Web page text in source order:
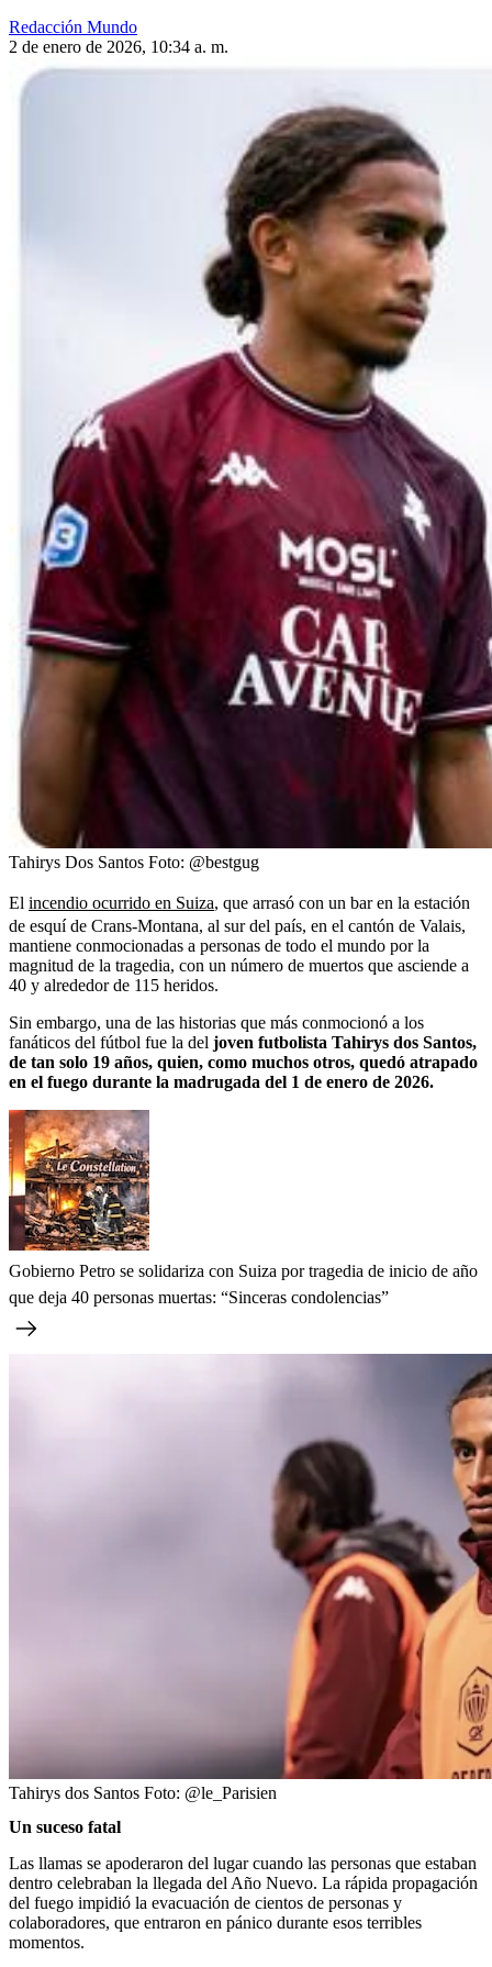
Redacción Mundo
2 de enero de 2026, 10:34 a. m.
Tahirys Dos Santos Foto: @bestgug
El incendio ocurrido en Suiza, que arrasó con un bar en la estación
de esquí de Crans-Montana, al sur del país, en el cantón de Valais,
mantiene conmocionadas a personas de todo el mundo por la
magnitud de la tragedia, con un número de muertos que asciende a
40 y alrededor de 115 heridos.
Sin embargo, una de las historias que más conmocionó a los
fanáticos del fútbol fue la del joven futbolista Tahirys dos Santos,
de tan solo 19 años, quien, como muchos otros, quedó atrapado
en el fuego durante la madrugada del 1 de enero de 2026.
Gobierno Petro se solidariza con Suiza por tragedia de inicio de año
que deja 40 personas muertas: “Sinceras condolencias”
Tahirys dos Santos Foto: @le_Parisien
Un suceso fatal
Las llamas se apoderaron del lugar cuando las personas que estaban
dentro celebraban la llegada del Año Nuevo. La rápida propagación
del fuego impidió la evacuación de cientos de personas y
colaboradores, que entraron en pánico durante esos terribles
momentos.